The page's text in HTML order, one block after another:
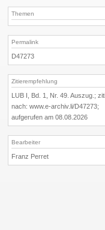
Themen
Permalink
D47273
Zitierempfehlung
LUB I, Bd. 1, Nr. 49. Auszug.;
nach: www.e-archiv.li/D47273;
aufgerufen am 08.08.2026
Bearbeiter
Franz Perret